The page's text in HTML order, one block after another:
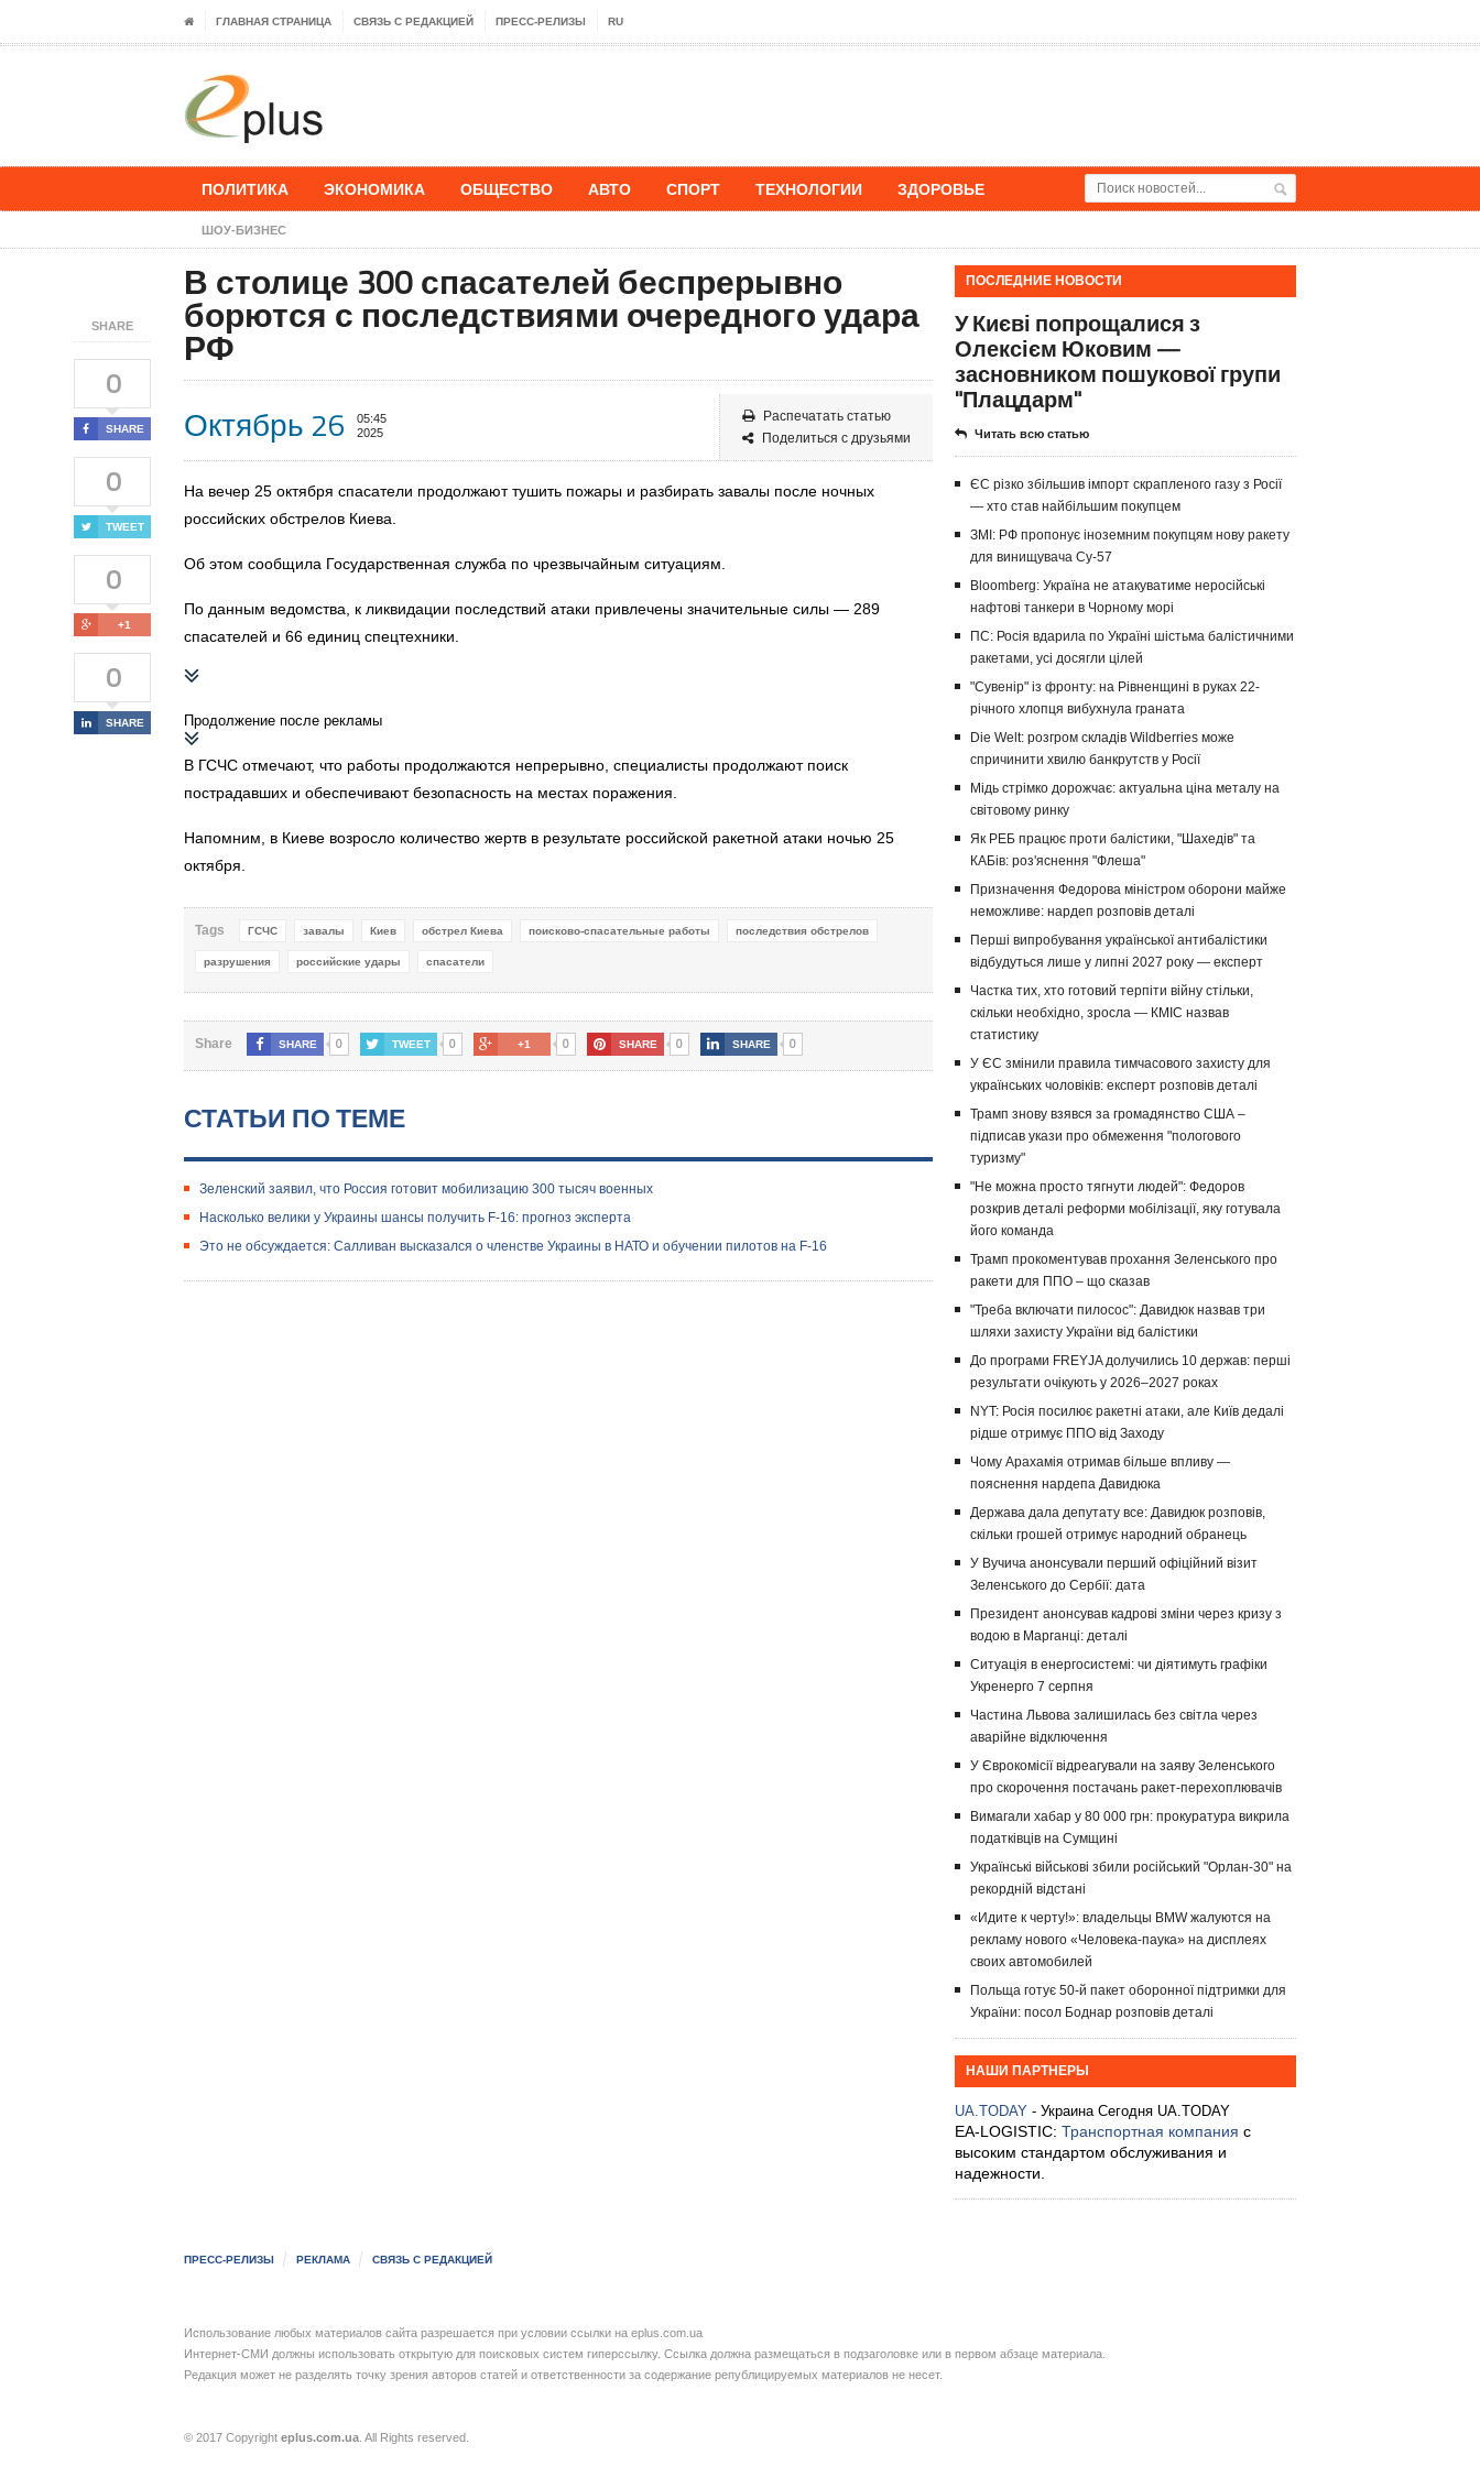
ГЛАВНАЯ СТРАНИЦА СВЯЗЬ С РЕДАКЦИЕЙ ПРЕСС-РЕЛИЗЫ RU
ПОЛИТИКА ЭКОНОМИКА ОБЩЕСТВО АВТО СПОРТ ТЕХНОЛОГИИ ЗДОРОВЬЕ
ШОУ-БИЗНЕС
SHARE
0
SHARE
0
TWEET
0
+1
0
SHARE
В столице 300 спасателей беспрерывно
борются с последствиями очередного удара
РФ
Октябрь 26
05:45
2025
Распечатать статью
Поделиться с друзьями
На вечер 25 октября спасатели продолжают тушить пожары и разбирать завалы после ночных
российских обстрелов Киева.
Об этом сообщила Государственная служба по чрезвычайным ситуациям.
По данным ведомства, к ликвидации последствий атаки привлечены значительные силы — 289
спасателей и 66 единиц спецтехники.
Продолжение после рекламы
В ГСЧС отмечают, что работы продолжаются непрерывно, специалисты продолжают поиск
пострадавших и обеспечивают безопасность на местах поражения.
Напомним, в Киеве возросло количество жертв в результате российской ракетной атаки ночью 25
октября.
Tags ГСЧС завалы Киев обстрел Киева поисково-спасательные работы последствия обстрелов
разрушения российские удары спасатели
Share SHARE 0 TWEET 0 +1 0 SHARE 0 SHARE 0
СТАТЬИ ПО ТЕМЕ
Зеленский заявил, что Россия готовит мобилизацию 300 тысяч военных
Насколько велики у Украины шансы получить F-16: прогноз эксперта
Это не обсуждается: Салливан высказался о членстве Украины в НАТО и обучении пилотов на F-16
ПОСЛЕДНИЕ НОВОСТИ
У Києві попрощалися з
Олексієм Юковим —
засновником пошукової групи
"Плацдарм"
Читать всю статью
ЄС різко збільшив імпорт скрапленого газу з Росії
— хто став найбільшим покупцем
ЗМІ: РФ пропонує іноземним покупцям нову ракету
для винищувача Су-57
Bloomberg: Україна не атакуватиме неросійські
нафтові танкери в Чорному морі
ПС: Росія вдарила по Україні шістьма балістичними
ракетами, усі досягли цілей
"Сувенір" із фронту: на Рівненщині в руках 22-
річного хлопця вибухнула граната
Die Welt: розгром складів Wildberries може
спричинити хвилю банкрутств у Росії
Мідь стрімко дорожчає: актуальна ціна металу на
світовому ринку
Як РЕБ працює проти балістики, "Шахедів" та
КАБів: роз'яснення "Флеша"
Призначення Федорова міністром оборони майже
неможливе: нардеп розповів деталі
Перші випробування української антибалістики
відбудуться лише у липні 2027 року — експерт
Частка тих, хто готовий терпіти війну стільки,
скільки необхідно, зросла — КМІС назвав
статистику
У ЄС змінили правила тимчасового захисту для
українських чоловіків: експерт розповів деталі
Трамп знову взявся за громадянство США –
підписав укази про обмеження "пологового
туризму"
"Не можна просто тягнути людей": Федоров
розкрив деталі реформи мобілізації, яку готувала
його команда
Трамп прокоментував прохання Зеленського про
ракети для ППО – що сказав
"Треба включати пилосос": Давидюк назвав три
шляхи захисту України від балістики
До програми FREYJA долучились 10 держав: перші
результати очікують у 2026–2027 роках
NYT: Росія посилює ракетні атаки, але Київ дедалі
рідше отримує ППО від Заходу
Чому Арахамія отримав більше впливу —
пояснення нардепа Давидюка
Держава дала депутату все: Давидюк розповів,
скільки грошей отримує народний обранець
У Вучича анонсували перший офіційний візит
Зеленського до Сербії: дата
Президент анонсував кадрові зміни через кризу з
водою в Марганці: деталі
Ситуація в енергосистемі: чи діятимуть графіки
Укренерго 7 серпня
Частина Львова залишилась без світла через
аварійне відключення
У Єврокомісії відреагували на заяву Зеленського
про скорочення постачань ракет-перехоплювачів
Вимагали хабар у 80 000 грн: прокуратура викрила
податківців на Сумщині
Українські військові збили російський "Орлан-30" на
рекордній відстані
«Идите к черту!»: владельцы BMW жалуются на
рекламу нового «Человека-паука» на дисплеях
своих автомобилей
Польща готує 50-й пакет оборонної підтримки для
України: посол Боднар розповів деталі
НАШИ ПАРТНЕРЫ
UA.TODAY - Украина Сегодня UA.TODAY
EA-LOGISTIC: Транспортная компания с
высоким стандартом обслуживания и
надежности.
ПРЕСС-РЕЛИЗЫ РЕКЛАМА СВЯЗЬ С РЕДАКЦИЕЙ
Использование любых материалов сайта разрешается при условии ссылки на eplus.com.ua
Интернет-СМИ должны использовать открытую для поисковых систем гиперссылку. Ссылка должна размещаться в подзаголовке или в первом абзаце материала.
Редакция может не разделять точку зрения авторов статей и ответственности за содержание републицируемых материалов не несет.
© 2017 Copyright eplus.com.ua. All Rights reserved.